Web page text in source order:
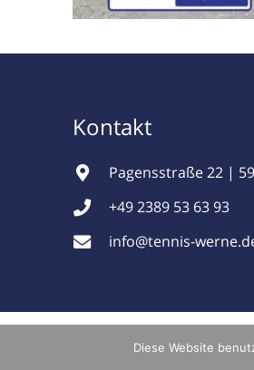
Kontakt
Pagensstraße 22 |
+49 2389 53 63 93
info@tennis-
© 2026 tamm.media DESIGN
Diese Website